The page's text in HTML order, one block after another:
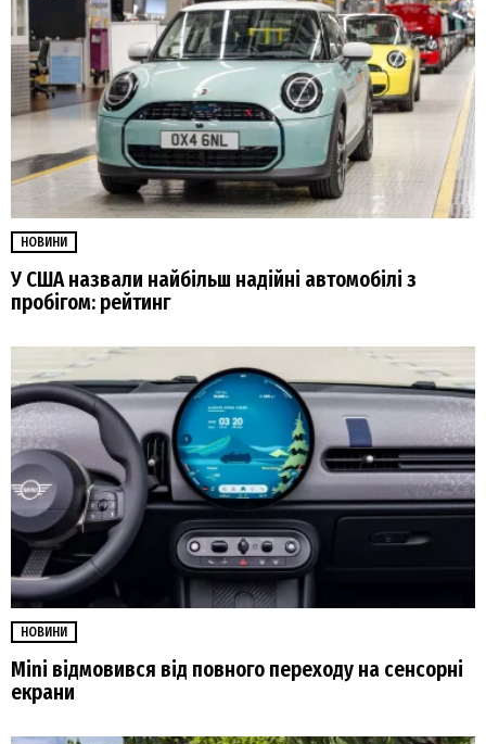
НОВИНИ
У США назвали найбільш надійні автомобілі з
пробігом: рейтинг
НОВИНИ
Mini відмовився від повного переходу на сенсорні
екрани